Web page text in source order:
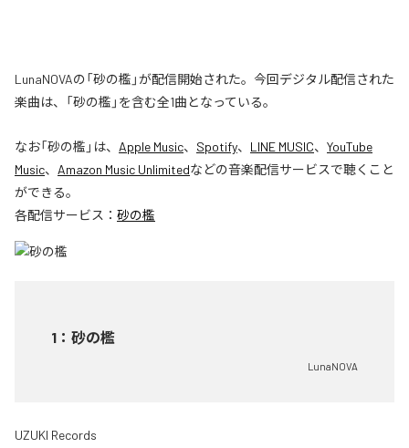
LunaNOVAの「砂の檻」が配信開始された。今回デジタル配信された
楽曲は、「砂の檻」を含む全1曲となっている。
なお「砂の檻 」は、 Apple Music、 Spotify、 LINE MUSIC、 YouTube
Music、 Amazon Music Unlimitedなどの音楽配信サービスで聴くこと
ができる。
各配信サービス： 砂の檻
1 ： 砂の檻
LunaNOVA
UZUKI Records